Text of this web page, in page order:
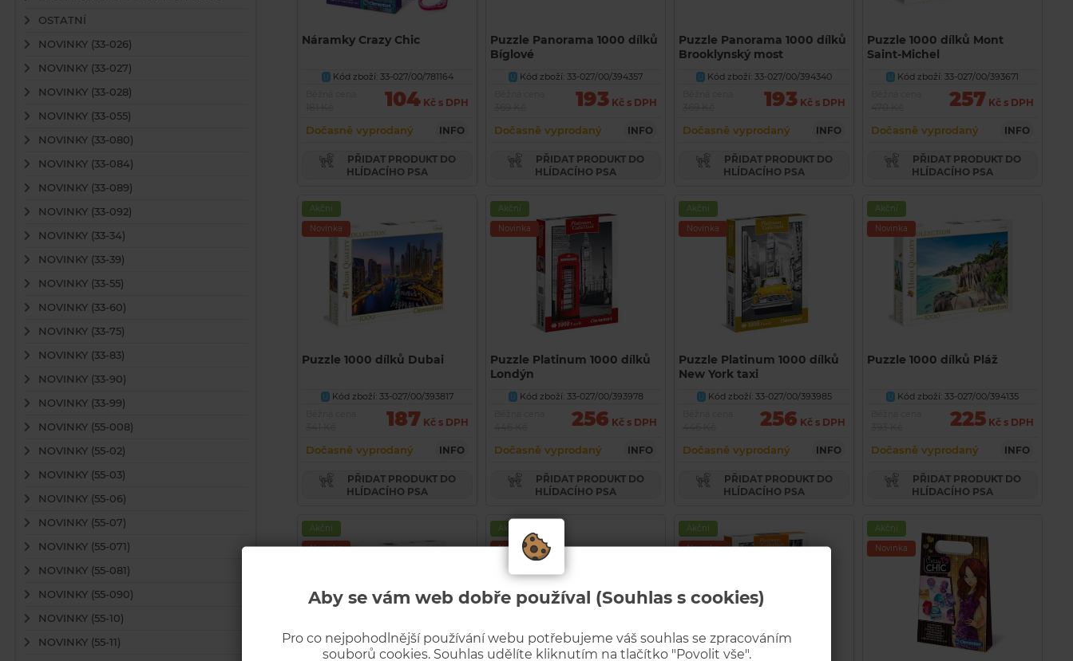
Aby se vám web dobře používal (Souhlas s cookies)
Pro co nejpohodlnější používání webu potřebujeme váš souhlas se zpracováním
souborů cookies. Souhlas udělíte kliknutím na tlačítko "Povolit vše".
Náramky Crazy Chic
U Kód zboží: 33-027/00/781164
104 Kč s DPH
Dočasně vyprodaný INFO
HLÍDACÍHO PSA
Puzzle Panorama 1000 dílků
Bíglové
U
Kód zboží: 33-027/00/394357
193 Kč s DPH
Dočasně vyprodaný INFO
HLÍDACÍHO PSA
Puzzle Panorama 1000 dílků
Brooklynský most
U
Kód zboží: 33-027/00/394340
193 Kč s DPH
Dočasně vyprodaný INFO
HLÍDACÍHO PSA
Puzzle 1000 dílků Mont
Saint-Michel
U
Kód zboží: 33-027/00/393671
257 Kč s DPH
Dočasně vyprodaný INFO
HLÍDACÍHO PSA
Akční
Novinka
Puzzle 1000 dílků Dubai
U
Kód zboží: 33-027/00/393817
187 Kč s DPH
Dočasně vyprodaný INFO
HLÍDACÍHO PSA
Akční
Novinka
Puzzle Platinum 1000 dílků
Londýn
U Kód zboží: 33-027/00/393978
256 Kč s DPH
Dočasně vyprodaný INFO
HLÍDACÍHO PSA
Akční
Novinka
Puzzle Platinum 1000 dílků
New York taxi
U Kód zboží: 33-027/00/393985
256 Kč s DPH
Dočasně vyprodaný INFO
HLÍDACÍHO PSA
Akční
Novinka
Puzzle 1000 dílků Pláž
U
Kód zboží: 33-027/00/394135
225 Kč s DPH
Dočasně vyprodaný INFO
HLÍDACÍHO PSA
Akční
Novinka
Akční
Novinka
Akční
Novinka
Akční
Novinka
OSTATNÍ
NOVINKY (33-026)
NOVINKY (33-027)
NOVINKY (33-028)
NOVINKY (33-055)
NOVINKY (33-080)
NOVINKY (33-084)
NOVINKY (33-089)
NOVINKY (33-092)
NOVINKY (33-34)
NOVINKY (33-39)
NOVINKY (33-55)
NOVINKY (33-60)
NOVINKY (33-75)
NOVINKY (33-83)
NOVINKY (33-90)
NOVINKY (33-99)
NOVINKY (55-008)
NOVINKY (55-02)
NOVINKY (55-03)
NOVINKY (55-06)
NOVINKY (55-07)
NOVINKY (55-071)
NOVINKY (55-081)
NOVINKY (55-090)
NOVINKY (55-10)
NOVINKY (55-11)